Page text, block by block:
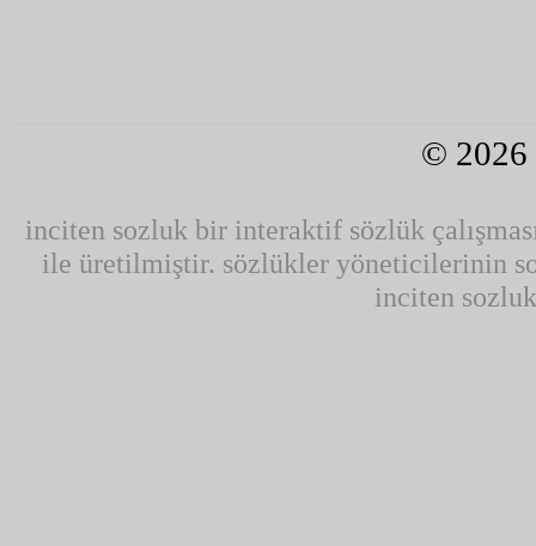
©
inciten sozluk bir interaktif sözlük
ile üretilmiştir. sözlükler yöneticilerinin
inciten